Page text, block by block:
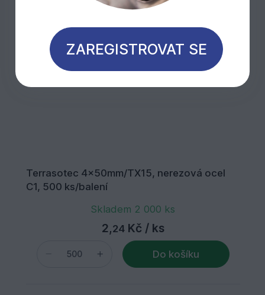
Terrasotec 4x50mm/TX15, nerezová ocel
C1, 500 ks/balení
Skladem 2 000 ks
2,24Kč / ks
Do košíku
ZAREGISTROVAT SE